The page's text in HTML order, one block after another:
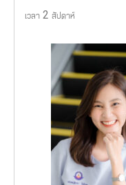
เวลา 2 สัปดาห์